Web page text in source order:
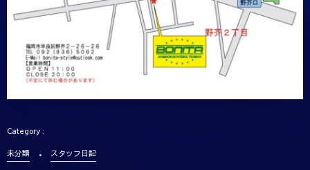
未分類 スタッフ日記